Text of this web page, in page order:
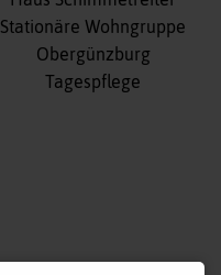
Stationäre Wohngruppe
Obergünzburg
Tagespflege